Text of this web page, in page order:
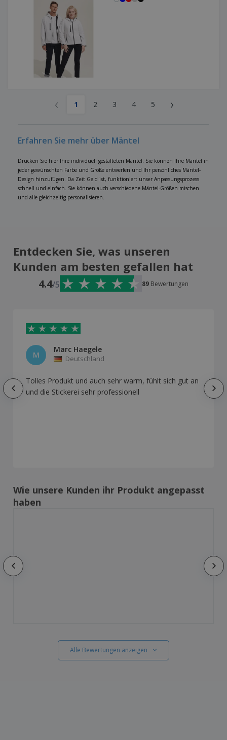
‹ 1 2 3 4 5 ›
Erfahren Sie mehr über Mäntel
Drucken Sie hier Ihre individuell gestalteten Mäntel. Sie können Ihre Mäntel in
jeder gewünschten Farbe und Größe entwerfen und Ihr persönliches Mäntel-
Design hinzufügen. Da Zeit Geld ist, funktioniert unser Anpassungsprozess
schnell und einfach. Sie können auch verschiedene Mäntel-Größen mischen
und alle gleichzeitig personalisieren.
Entdecken Sie, was unseren
Kunden am besten gefallen hat
4.4/5 89 Bewertungen
M
Marc Haegele
Deutschland
Tolles Produkt und auch sehr warm, fühlt sich gut an
und die Stickerei sehr professionell
Wie unsere Kunden ihr Produkt angepasst
haben
Alle Bewertungen anzeigen